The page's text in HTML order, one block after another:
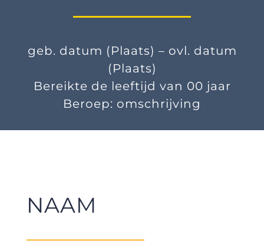
geb. datum (Plaats) – ovl. datum
(Plaats)
Bereikte de leeftijd van 00 jaar
Beroep: omschrijving
NAAM